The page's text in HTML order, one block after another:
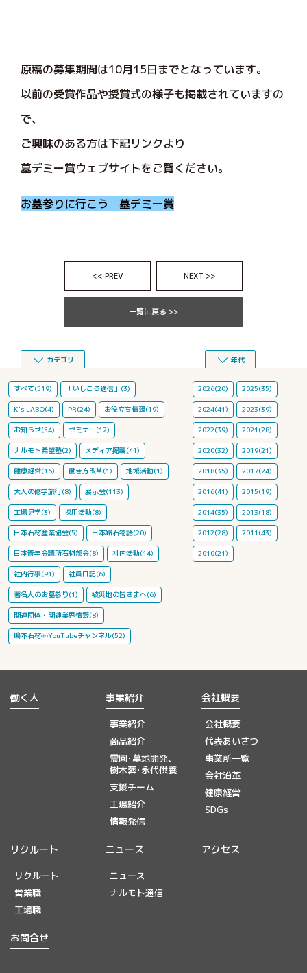
原稿の募集期間は10月15日までとなっています。
以前の受賞作品や授賞式の様子も掲載されていますの
で、
ご興味のある方は下記リンクより
墓デミー賞ウェブサイトをご覧ください。
お墓参りに行こう 墓デミー賞
<< PREV NEXT >>
一覧に戻る >>
カテゴリ
すべて(519) 「いしころ通信」(3)
K's LABO(4) PR(24) お役立ち情報(19)
お知らせ(54) セミナー(12)
ナルモト希望塾(2) メディア掲載(41)
健康経営(16) 働き方改革(1) 地域活動(1)
大人の修学旅行(8) 展示会(113)
工場見学(3) 採用活動(8)
日本石材産業協会(5) 日本銘石物語(20)
日本青年会議所石材部会(8) 社内活動(14)
社内行事(91) 社員日記(6)
著名人のお墓参り(1) 被災地の皆さまへ(6)
関連団体・関連業界情報(8)
鳴本石材㈱YouTubeチャンネル(52)
年代
2026(20) 2025(35)
2024(41) 2023(39)
2022(39) 2021(28)
2020(32) 2019(21)
2018(35) 2017(24)
2016(41) 2015(19)
2014(35) 2013(18)
2012(28) 2011(43)
2010(21)
働く人 事業紹介
事業紹介
商品紹介
霊園･墓地開発、
樹木葬･永代供養
支援チーム
工場紹介
情報発信
会社概要
会社概要
代表あいさつ
事業所一覧
会社沿革
健康経営
SDGs
リクルート
リクルート
営業職
工場職
ニュース
ニュース
ナルモト通信
アクセス
お問合せ